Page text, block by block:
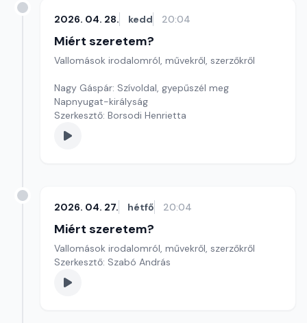
2026. 04. 28. kedd 20:04
Miért szeretem?
Vallomások irodalomról, művekről, szerzőkről
Nagy Gáspár: Szívoldal, gyepűszél meg
Napnyugat-királyság
Szerkesztő: Borsodi Henrietta
2026. 04. 27. hétfő 20:04
Miért szeretem?
Vallomások irodalomról, művekről, szerzőkről
Szerkesztő: Szabó András